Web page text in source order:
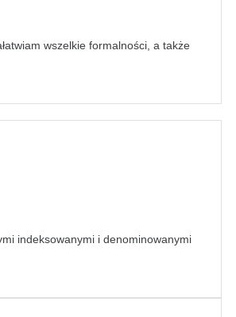
wszelkie formalności, a także
indeksowanymi i denominowanymi